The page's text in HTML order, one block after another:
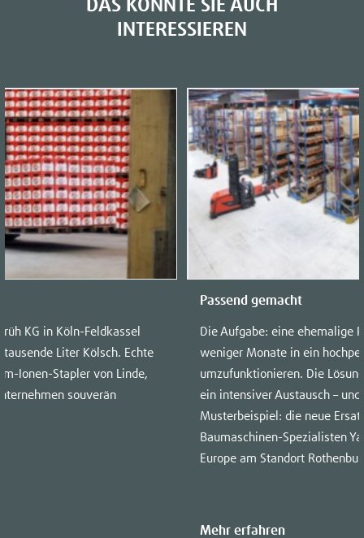
DAS KÖNNTE SIE AUCH
INTERESSIEREN
KG in Köln-Feldkassel
Liter Kölsch. Echte
Ionen-Stapler von Linde,
souverän
Passend gemacht
Die Aufgabe: eine ehemalige
weniger Monate in ein
umzufunktionieren. Die
ein intensiver Austausch –
Musterbeispiel: die neue
Baumaschinen-Spezialisten
Europe am Standort
Mehr erfahren